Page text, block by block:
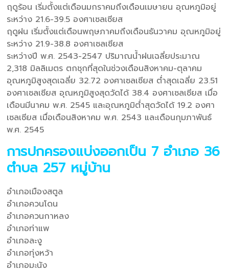
ฤดูร้อน เริ่มตั้งแต่เดือนมกราคมถึงเดือนเมษายน อุณหภูมิอยู่
ระหว่าง 21.6-39.5 องศาเซลเซียส
ฤดูฝน เริ่มตั้งแต่เดือนพฤษภาคมถึงเดือนธันวาคม อุณหภูมิอยู่
ระหว่าง 21.9-38.8 องศาเซลเซียส
ระหว่างปี พ.ศ. 2543-2547 ปริมาณน้ำฝนเฉลี่ยประมาณ
2,318 มิลลิเมตร ตกชุกที่สุดในช่วงเดือนสิงหาคม-ตุลาคม
อุณหภูมิสูงสุดเฉลี่ย 32.72 องศาเซลเซียส ต่ำสุดเฉลี่ย 23.51
องศาเซลเซียส อุณหภูมิสูงสุดวัดได้ 38.4 องศาเซลเซียส เมื่อ
เดือนมีนาคม พ.ศ. 2545 และอุณหภูมิต่ำสุดวัดได้ 19.2 องศา
เซลเซียส เมื่อเดือนสิงหาคม พ.ศ. 2543 และเดือนกุมภาพันธ์
พ.ศ. 2545
การปกครองแบ่งออกเป็น 7 อำเภอ 36
ตำบล 257 หมู่บ้าน
อำเภอเมืองสตูล
อำเภอควนโดน
อำเภอควนกาหลง
อำเภอท่าแพ
อำเภอละงู
อำเภอทุ่งหว้า
อำเภอมะนัง